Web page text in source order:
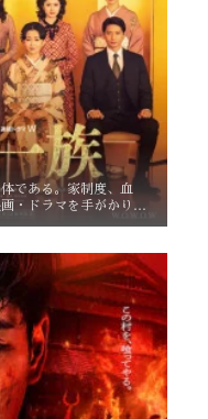
である。家制度、血
・ドラマを手がかり